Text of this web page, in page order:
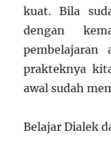
kuat. Bila
dengan
prakteknya
awal sudah
Belajar Dialek